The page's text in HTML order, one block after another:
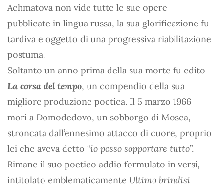
Achmatova non vide tutte le sue opere
pubblicate in lingua russa, la sua glorificazione fu
tardiva e oggetto di una progressiva riabilitazione
postuma.
Soltanto un anno prima della sua morte fu edito
La corsa del tempo, un compendio della sua
migliore produzione poetica. Il 5 marzo 1966
morì a Domodedovo, un sobborgo di Mosca,
stroncata dall’ennesimo attacco di cuore, proprio
lei che aveva detto “io posso sopportare tutto”.
Rimane il suo poetico addio formulato in versi,
intitolato emblematicamente Ultimo brindisi